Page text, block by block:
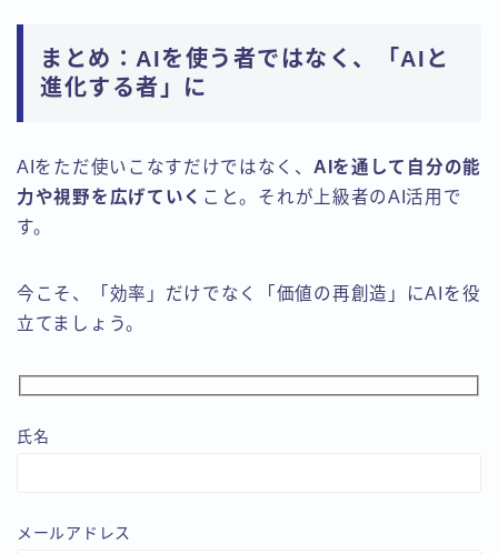
まとめ：AIを使う者ではなく、「AIと
進化する者」に
AIをただ使いこなすだけではなく、 AIを通して自分の能
力や視野を広げていく こと。それが上級者のAI活用で
す。
今こそ、「効率」だけでなく「価値の再創造」にAIを役
立てましょう。
氏名
メールアドレス